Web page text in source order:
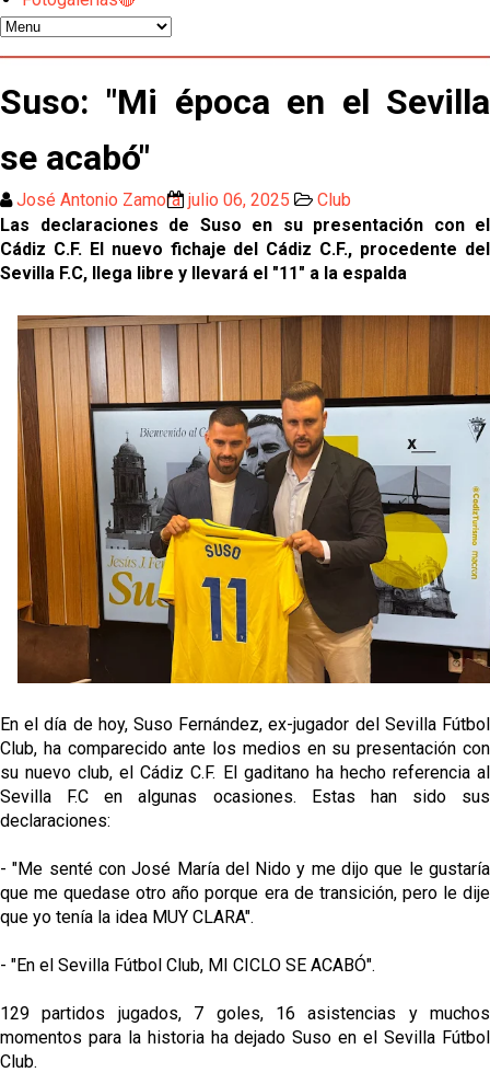
Sow muy cerca de cerrar su traspaso al Genoa
El Sevilla FC oficializa la cesión de Rafa Mir al Aris
de Salónica
Juanlu se marcha traspasado al Bournemouth
Emery quiere pescar en el Atleti , el Villareal ya
tiene nuevo portero y el Getafe mueve ficha... Las
últimas novedades del mercado de La Liga
Vargas y Sow se incorporan al grupo en la sesión
del martes
Odysseas Vlachodimos: “El objetivo es mejorar la
temporada pasada”
El Sevilla FC empieza a inscribir a los nuevos
fichajes
Opinión | "Carta abierta a Alberto Flores" por Rafa
García
El Sevilla oficializa el traspaso de Sow
reflejado que podemos tirar para delante y
trabajamos con ilusión
Diomande ya es madridista mientras Rodri agita el
mercado
Suso: "Mi época en el Sevilla
se acabó"
José Antonio Zamora julio 06, 2025
Club
Las declaraciones de Suso en su presentación con el
Cádiz C.F. El nuevo fichaje del Cádiz C.F., procedente del
Sevilla F.C, llega libre y llevará el "11" a la espalda
En el día de hoy, Suso Fernández, ex-jugador del Sevilla Fútbol
Club, ha comparecido ante los medios en su presentación con
su nuevo club, el Cádiz C.F. El gaditano ha hecho referencia al
Sevilla F.C en algunas ocasiones. Estas han sido sus
declaraciones:
- "Me senté con José María del Nido y me dijo que le gustaría
que me quedase otro año porque era de transición, pero le dije
que yo tenía la idea MUY CLARA".
- "En el Sevilla Fútbol Club, MI CICLO SE ACABÓ".
129 partidos jugados, 7 goles, 16 asistencias y muchos
momentos para la historia ha dejado Suso en el Sevilla Fútbol
Club.